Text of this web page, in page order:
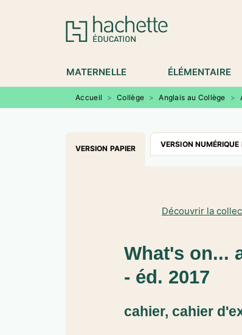
MENU RECHERCHE
MATERNELLE ÉLÉMENTAIRE
Accueil > Collège > Anglais au Collège >
VERSION PAPIER VERSION
Découvrir la
What's on...
- éd. 2017
cahier, cahier